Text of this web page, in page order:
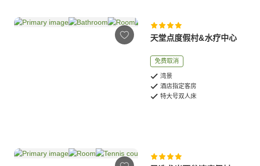
天堂点度假村&水疗中心
免费取消
湾景
酒店指定客房
特大号双人床